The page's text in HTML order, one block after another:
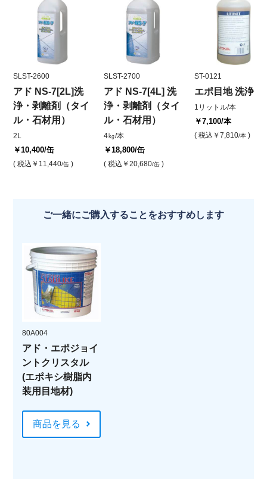
SLST-2600
アド NS-7[2L]洗
浄・剥離剤（タイ
ル・石材用）
2L
￥10,400/缶
( 税込 ￥11,440/缶 )
SLST-2700
アド NS-7[4L] 洗
浄・剥離剤（タイ
ル・石材用）
4㎏/本
￥18,800/缶
( 税込 ￥20,680/缶 )
ST-0121
エポ目地 洗浄剤
1リットル/本
￥7,100/本
( 税込 ￥7,810/本 )
ご一緒にご購入することをおすすめします
80A004
アド・エポジョイ
ントクリスタル
(エポキシ樹脂内
装用目地材)
商品を見る